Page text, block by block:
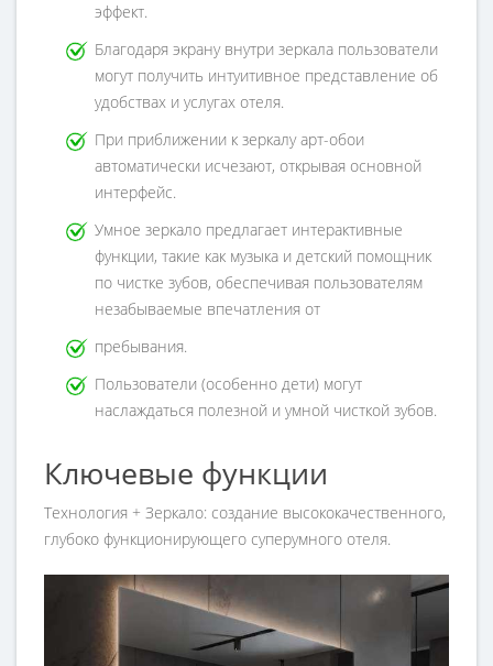
эффект.
Благодаря экрану внутри зеркала пользователи
могут получить интуитивное представление об
удобствах и услугах отеля.
При приближении к зеркалу арт-обои
автоматически исчезают, открывая основной
интерфейс.
Умное зеркало предлагает интерактивные
функции, такие как музыка и детский помощник
по чистке зубов, обеспечивая пользователям
незабываемые впечатления от
пребывания.
Пользователи (особенно дети) могут
наслаждаться полезной и умной чисткой зубов.
Ключевые функции
Технология + Зеркало: создание высококачественного,
глубоко функционирующего суперумного отеля.